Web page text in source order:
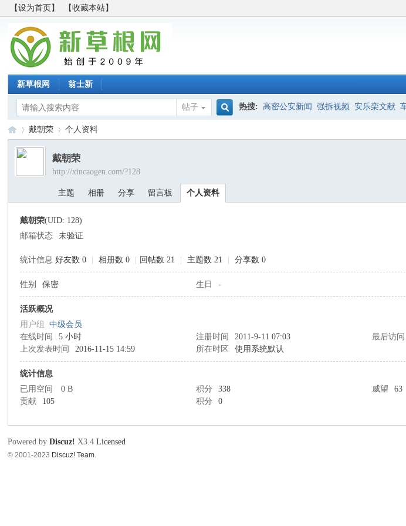
【设为首页】 【收藏本站】
新草根网 翁士新
帖子 热搜: 高密公安新闻 强拆视频 安乐栾文献
新›
戴朝荣 个人资料
戴朝荣
http://xincaogen.com/?128
主题 相册 分享 留言板 个人资料
戴朝荣(UID: 128)
邮箱状态
未验证
统计信息 好友数 0 相册数 0 回帖数 21 主题数 21 分享数 0
性别 保密 生日 -
活跃概况
用户组中级会员
在线时间
5 小时 注册时间 2011-9-11 07:03 最后访问
上次发表时间
2016-11-15 14:59 所在时区 使用系统默认
统计信息
已用空间
0 B 积分 338 威望 63
贡献
105 积分 0
Powered byDiscuz! X3.4 Licensed
© 2001-2023 Discuz! Team